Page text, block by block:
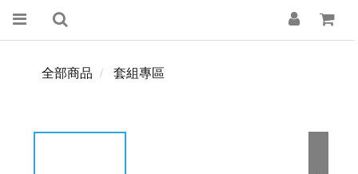
全部商品 套組專區